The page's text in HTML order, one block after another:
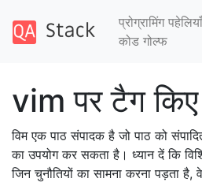
प्रोग्रामिंग
कोड गोल्फ
vim पर टैग
विम एक पाठ संपादक है जो पाठ को
का उपयोग कर सकता है। ध्यान दें कि
जिन चुनौतियों का सामना करना पड़ता है,